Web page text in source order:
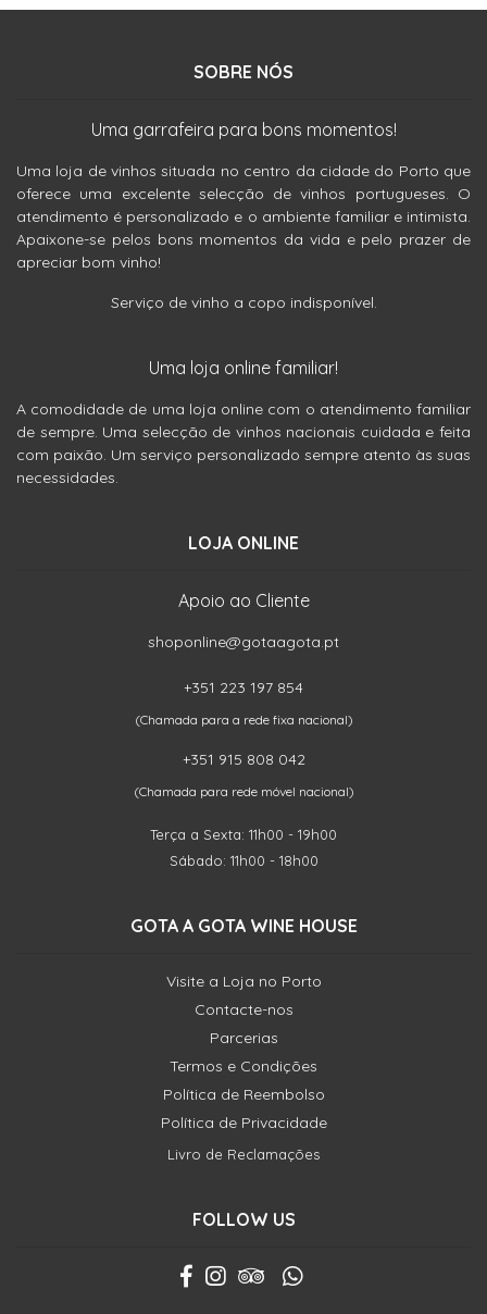
SOBRE NÓS
Uma garrafeira para bons momentos!
Uma loja de vinhos situada no centro da cidade do Porto que
oferece uma excelente selecção de vinhos portugueses. O
atendimento é personalizado e o ambiente familiar e intimista.
Apaixone-se pelos bons momentos da vida e pelo prazer de
apreciar bom vinho!
Serviço de vinho a copo indisponível.
Uma loja online familiar!
A comodidade de uma loja online com o atendimento familiar
de sempre. Uma selecção de vinhos nacionais cuidada e feita
com paixão. Um serviço personalizado sempre atento às suas
necessidades.
LOJA ONLINE
Apoio ao Cliente
shoponline@gotaagota.pt
+351 223 197 854
(Chamada para a rede fixa nacional)
+351 915 808 042
(Chamada para rede móvel nacional)
Terça a Sexta: 11h00 - 19h00
Sábado: 11h00 - 18h00
GOTA A GOTA WINE HOUSE
Visite a Loja no Porto
Contacte-nos
Parcerias
Termos e Condições
Política de Reembolso
Política de Privacidade
Livro de Reclamações
FOLLOW US